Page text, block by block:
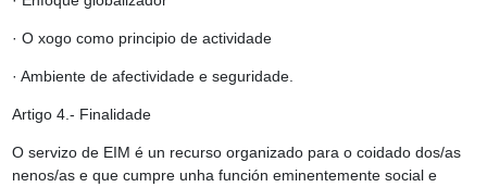
· O xogo como principio de actividade
· Ambiente de afectividade e seguridade.
Artigo 4.- Finalidade
O servizo de EIM é un recurso organizado para o coidado dos/as
nenos/as e que cumpre unha función eminentemente social e